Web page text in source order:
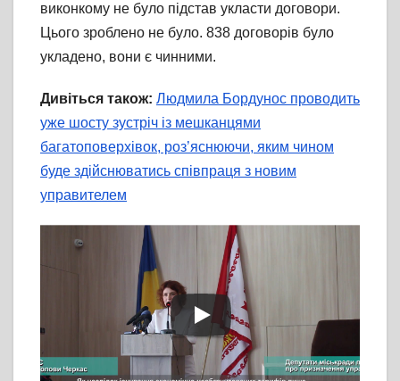
виконкому не було підстав укласти договори.
Цього зроблено не було. 838 договорів було
укладено, вони є чинними.
Дивіться також: Людмила Бордунос проводить
уже шосту зустріч із мешканцями
багатоповерхівок, роз’яснюючи, яким чином
буде здійснюватись співпраця з новим
управителем